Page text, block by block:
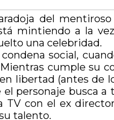
del
mintiendo a la
una celebridad.
social,
cumple su
libertad (antes de
personaje busca a
TV con el ex
talento.